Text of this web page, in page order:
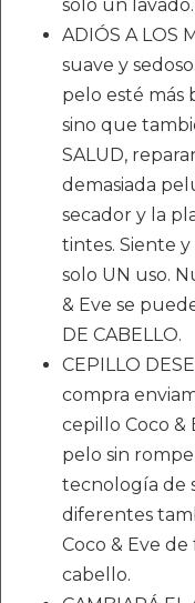
solo un lavado.
ADIÓS A LOS
suave y
pelo esté más
sino que
SALUD,
demasiada
secador y la
tintes. Siente
solo UN uso.
& Eve se
DE CABELLO.
CEPILLO
compra
cepillo Coco &
pelo sin
tecnología de
diferentes
Coco & Eve
cabello.